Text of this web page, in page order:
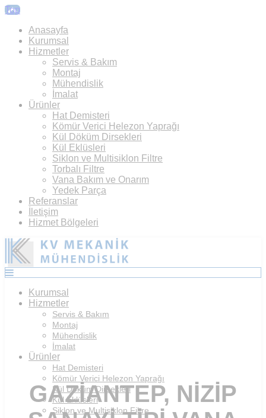
Top
Anasayfa
Kurumsal
Hizmetler
Servis & Bakım
Montaj
Mühendislik
İmalat
Ürünler
Hat Demisteri
Kömür Verici Helezon Yaprağı
Kül Döküm Dirsekleri
Kül Eklüsleri
Siklon ve Multisiklon Filtre
Torbalı Filtre
Vana Bakım ve Onarım
Yedek Parça
Referanslar
İletişim
Hizmet Bölgeleri
Kurumsal
Hizmetler
Servis & Bakım
Montaj
Mühendislik
İmalat
Ürünler
Hat Demisteri
Kömür Verici Helezon Yaprağı
Kül Döküm Dirsekleri
Kül Eklüsleri
Siklon ve Multisiklon Filtre
GAZIANTEP, NIZIP